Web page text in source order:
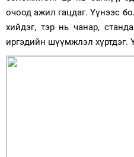
очоод ажил гацдаг. Үүнээс
хийдэг, тэр нь чанар,
иргэдийн шүүмжлэл хүртдэг.